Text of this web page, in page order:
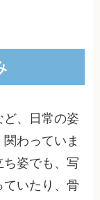
ど、日常の姿
わっていま
姿でも、写
いたり、骨